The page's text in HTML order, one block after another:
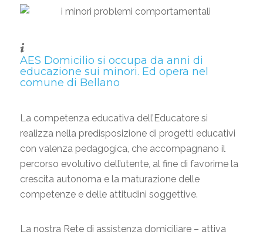
AES Domicilio si occupa da anni di
educazione sui minori. Ed opera nel
comune di Bellano
La competenza educativa dell’Educatore si
realizza nella predisposizione di progetti educativi
con valenza pedagogica, che accompagnano il
percorso evolutivo dell’utente, al fine di favorirne la
crescita autonoma e la maturazione delle
competenze e delle attitudini soggettive.
La nostra Rete di assistenza domiciliare – attiva